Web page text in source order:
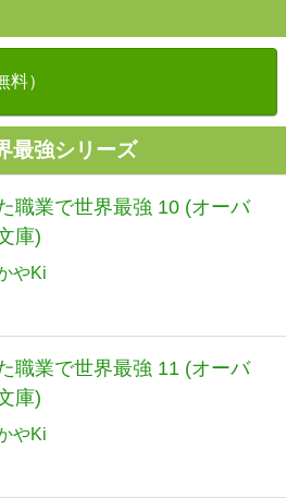
）
最強シリーズ
職業で世界最強 10 (オーバ
庫)
やKi
職業で世界最強 11 (オーバ
庫)
やKi